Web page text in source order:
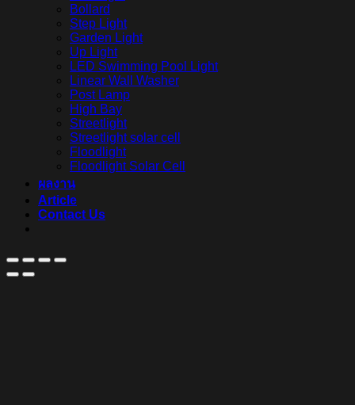
Bollard
Step Light
Garden Light
Up Light
LED Swimming Pool Light
Linear Wall Washer
Post Lamp
High Bay
Streetlight
Streetlight solar cell
Floodlight
Floodlight Solar Cell
ผลงาน
Article
Contact Us